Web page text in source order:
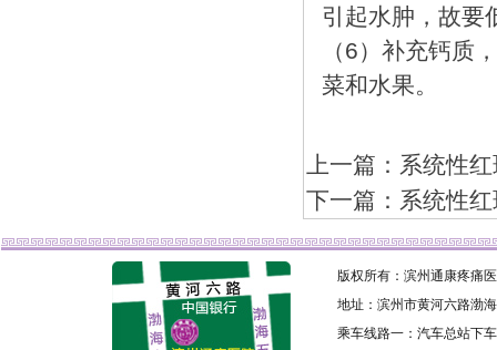
引起水肿，故要
（6）补充钙质
菜和水果。
上一篇：系统性
下一篇：系统性
版权所有：滨州通康疼痛
地址：滨州市黄河六路渤
乘车线路一：汽车总站下